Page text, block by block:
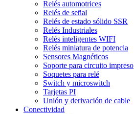
Relés automotrices
Relés de señal
Relés de estado sólido SSR
Relés Industriales
Relés inteligentes WIFI
Relés miniatura de potencia
Sensores Magnéticos
Soporte para circuito impreso
Soquetes para relé
Switch y microswitch
Tarjetas PI
Unión y derivación de cable
Conectividad